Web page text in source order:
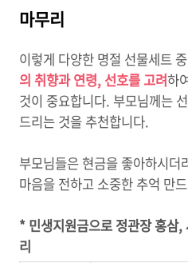
마무리
이렇게 다양한 명절 선물세트
의 취향과 연령, 선호를 고려하
것이 중요합니다. 부모님께는
드리는 것을 추천합니다.
부모님들은 현금을 좋아하시
마음을 전하고 소중한 추억 만
* 민생지원금으로 정관장 홍삼,
리